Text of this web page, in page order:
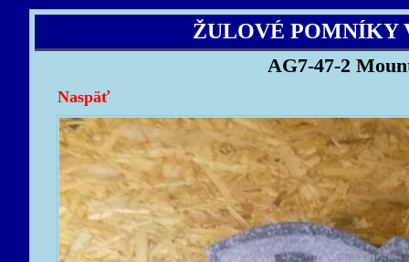
ŽULOVÉ POMNÍKY
AG7-47-2
Naspäť